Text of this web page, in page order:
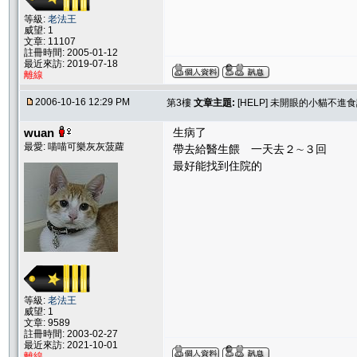
等級: 老法王
威望: 1
文章: 11107
註冊時間: 2005-01-12
最近來訪: 2019-07-18
離線
2006-10-16 12:29 PM 第3樓 文章主題: [HELP] 未開眼的小貓不進
wuan
最愛: 喵喵可樂灰灰菠蘿
等級: 老法王
威望: 1
文章: 9589
註冊時間: 2003-02-27
最近來訪: 2021-10-01
生病了
帶去給醫生餵 一天去２∼３回
最好能找到住院的